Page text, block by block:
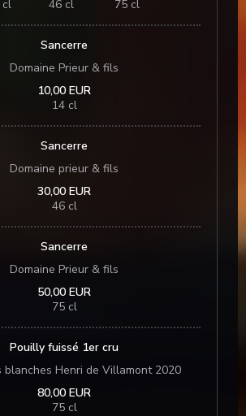
cl
46 cl
75 cl
Sancerre
Domaine Prieur & fils
10,00 EUR
14 cl
Sancerre
Domaine prieur & fils
30,00 EUR
46 cl
Sancerre
Domaine Prieur & fils
50,00 EUR
75 cl
Pouilly fuissé 1er cru
blanches Henri de Villamont 2020
80,00 EUR
75 cl